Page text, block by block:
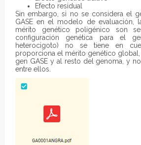
Efecto residual
Sin embargo, si no se considera el
GASE en el modelo de evaluación,
mérito genético poligénico son
configuración genética para el
heterocigoto) no se tiene en
proporciona el mérito genético global,
gen GASE y al resto del genoma, y
entre ellos.